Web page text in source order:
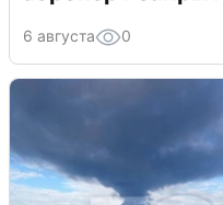
6 августа 0